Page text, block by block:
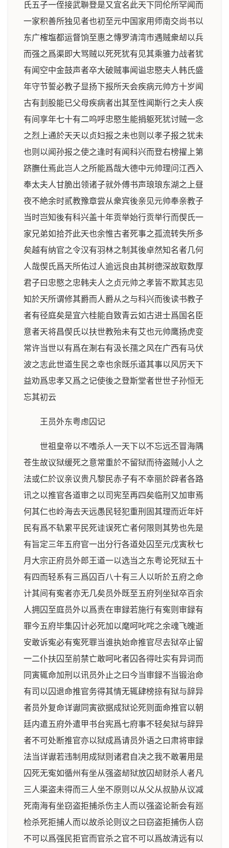
氏五子一侄接武聨登是又宜名此天下同伦所罕闻而
一家积善所独见者也初至元中国家用师南交尚书以
东广榷塩都运督饷至惠之慱罗清湾市遇贼衆刼以兵
而强之爲渠即大骂贼以死死犹有见其乘骓力战者犹
有闻空中金鼓声者卒大破贼事闻谥忠愍夫人韩氏盛
年守节誓必教子显扬下报所天会疾病元帅方十岁闻
古有刲股能已父母疾病者出其至性闻斯行之夫人疾
有间享年七十有二呜呼忠愍生能捐躯死犹讨贼一念
之烈上通於天天以贞妇报之未也则以孝子报之犹未
也则以闻孙报之使之逢时有闻科兴而登右榜擢上第
跻膴仕焉此岂人之所能爲哉大德中元帅理问江西入
奉太夫人甘脆出领诸子就外傅书声琅琅东湖之上昼
夜不絶余时贰教豫章尝从衆宾後亲见元帅奉亲教子
当时岂知後有科兴盖十年贡举始行贡举行而偰氏一
家兄弟如拾芥此天也余惟古者死事之孤流转失所多
矣越有纳官之令汉有羽林之制其後卓然知名者几何
人哉偰氏爲天所佑过人逾远良由其树德深故取数厚
君子曰忠愍之忠韩夫人之贞元帅之孝皆不欺其志见
知於天所谓修其爵而人爵从之与科兴而後读书教子
者有径庭矣是宜六桂能自致青云如古进士爲国名臣
意者天将昌偰氏以扶世教殆未有艾也元帅鹰扬虎变
常许当世以有爲在淛右有汲长孺之风在广西有马伏
波之志此世道生民之幸也余既乐道其事以风厉天下
益劝爲忠孝又爲之记使後之登斯堂者世世子孙恒无
忘其初云
王员外东粤虑囚记
世祖皇帝以不嗜杀人一天下以不忘远丕冒海隅
苍生故议狱缓死之意常重於不留狱而待盗贼小人之
法或仁於议亲议贵凡黎民赤子有不幸丽於辟者各路
讯之以推官各道审之以司宪至再四矣临刑又加审焉
何其仁也岭海去天远愚民轻犯重刑固其理而近年奸
民有爲不轨累平民死诖误死亡者何限则其势也先是
有旨定三年五府官一出分行各道处囚至元戊寅秋七
月大宗正府员外郎王道一以选当之东粤论死狱五十
有四而轻系有三爲囚百八十有三人以听於五府之命
计其间有寃者亦无几矣员外既至五府列坐狱卒百余
人拥囚至庭员外以爲责在审録若施行有寃则审録有
罪今五府毕集囚计必死加以麾呵叱咤之余魂飞魄逝
安敢诉寃必有寃死罪当谁执始命推官尽去狱卒止留
一二仆扶囚至前禁亡敢呵叱者囚各得吐实有异词而
同寅辄命加刑以讯员外止之曰今当审録不当锻治命
有司以囚退命推官务得其情无辄肆榜掠有狱与辞异
者员外复命详谳同寅欲据成狱论死则面命推官以朝
廷内遣五府外遣甲书台宪爲七府事不轻矣狱与辞异
者不可处断推官亦以狱成爲请员外语之曰肃将审録
法当详谳若违制用成狱则诸君自决之我不敢署用是
囚死无寃如循州有坐从强盗刼狱放囚刼财杀人者凡
三人渠盗未得而三人坐不原则以从父从叔胁从议减
死南海有坐窃盗拒捕杀伤主人而以强盗论新会有廵
检杀死拒捕人而以故杀论则议之曰窃盗拒捕伤人窃
不可以爲强民拒官而官杀之官不可以爲故清远有以